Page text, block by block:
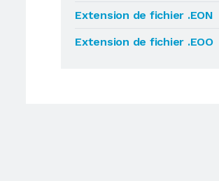
Extension de fichier .EON
Extension de fichier .EOO